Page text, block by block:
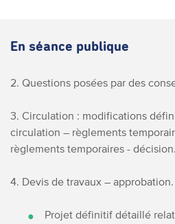
En séance publique
2. Questions posées par des
3. Circulation : modifications
circulation – règlements
règlements temporaires - décision.
4. Devis de travaux – approbation.
Projet définitif détaillé